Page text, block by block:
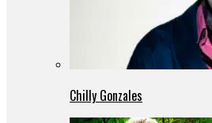
Chilly Gonzales